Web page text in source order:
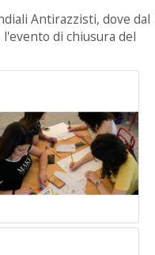
Antirazzisti, dove dal
di chiusura del